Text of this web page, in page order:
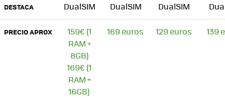
DESTACA DualSIM DualSIM DualSIM
PRECIO APROX
159€ (1
RAM +
8GB)
169€ (1
RAM +
16GB)
169 euros 129 euros 139